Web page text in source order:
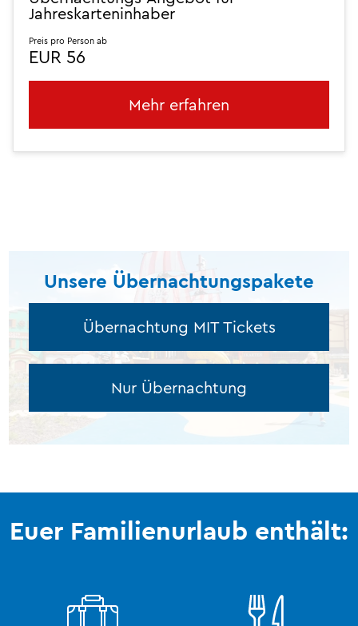
Jahreskarteninhaber
Preis pro Person ab
EUR 56
Mehr erfahren
Unsere Übernachtungspakete
Übernachtung MIT Tickets
Nur Übernachtung
Euer Familienurlaub enthält: